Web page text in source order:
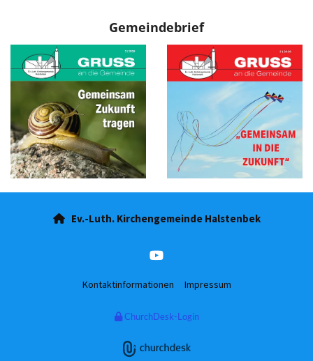
Gemeindebrief
Ev.-Luth. Kirchengemeinde Halstenbek
Kontaktinformationen Impressum
ChurchDesk-Login